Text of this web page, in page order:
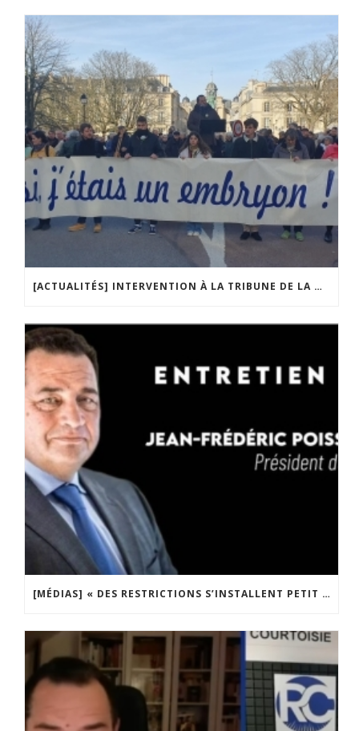
[ACTUALITÉS] INTERVENTION À LA TRIBUNE DE LA MOBILISATION CONTRE LA CONSTITUTIONNALISATION DE L’IVG
[MÉDIAS] « DES RESTRICTIONS S’INSTALLENT PETIT À PETIT DANS NOTRE PAYS » ENTRETIEN AVEC BOULEVARD VOLTAIRE